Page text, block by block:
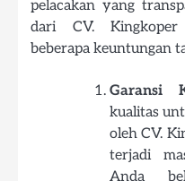
pelacakan yang
dari CV. Kingkoper
beberapa keuntungan
Garansi
kualitas
oleh CV.
terjadi
Anda